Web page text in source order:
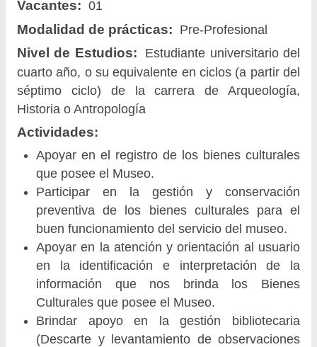
Vacantes: 01
Modalidad de prácticas: Pre-Profesional
Nivel de Estudios:
Estudiante universitario del
cuarto año, o su equivalente en ciclos (a partir del
séptimo ciclo) de la carrera de Arqueología,
Historia o Antropología
Actividades:
Apoyar en el registro de los bienes culturales
que posee el Museo.
Participar en la gestión y conservación
preventiva de los bienes culturales para el
buen funcionamiento del servicio del museo.
Apoyar en la atención y orientación al usuario
en la identificación e interpretación de la
información que nos brinda los Bienes
Culturales que posee el Museo.
Brindar apoyo en la gestión bibliotecaria
(Descarte y levantamiento de observaciones